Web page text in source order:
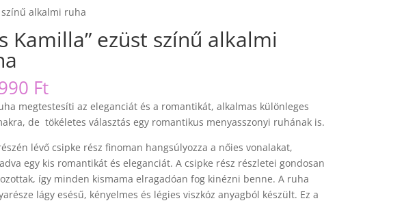
színű alkalmi ruha
Kamilla” ezüst színű alkalmi
Ft
megtestesíti az eleganciát és a romantikát, alkalmas különleges
de tökéletes választás egy romantikus menyasszonyi ruhának is.
lévő csipke rész finoman hangsúlyozza a nőies vonalakat,
egy kis romantikát és eleganciát. A csipke rész részletei gondosan
így minden kismama elragadóan fog kinézni benne. A ruha
lágy esésű, kényelmes és légies viszkóz anyagból készült. Ez a